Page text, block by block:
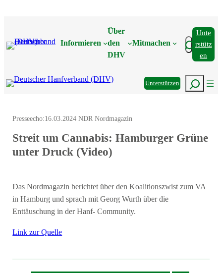
Informieren
Über
den
DHV
Mitmachen Suchen
Unte
Rstütz
En
UnterstützenSuchen
Presseecho:16.03.2024 NDR Nordmagazin
Streit um Cannabis: Hamburger Grüne
unter Druck (Video)
Das Nordmagazin berichtet über den Koalitionszwist zum VA
in Hamburg und sprach mit Georg Wurth über die
Enttäuschung in der Hanf- Community.
Link zur Quelle